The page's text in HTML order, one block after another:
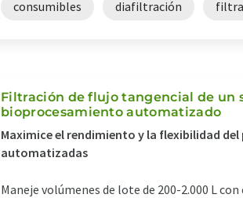
consumibles diafiltración
Filtración de flujo tangencial de un
bioprocesamiento automatizado
Maximice el rendimiento y la flexibilidad
automatizadas
Maneje volúmenes de lote de 200-2.000 L